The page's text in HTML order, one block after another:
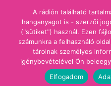
tájékoztatók
A rádión található
hanganyagot is - szerzői
("sütiket") használ. Ezen
számunkra a felhasználó
tárolnak személyes
igénybevételével Ön
Elfogadom